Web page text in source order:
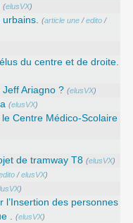
(elusVX)
urbains. (article une/edito/
du centre et de droite.
Jeff Ariagno ? (elusVX)
(elusVX)
Centre Médico-Scolaire
de tramway T8 (elusVX)
/elusVX)
)
l’Insertion des personnes
. (elusVX)